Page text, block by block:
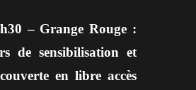
– Grange Rouge :
de sensibilisation et
en libre accès